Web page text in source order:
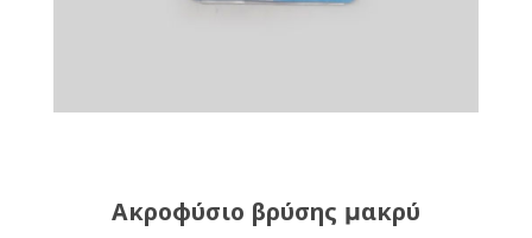
Ακροφύσιο βρύσης μακρύ